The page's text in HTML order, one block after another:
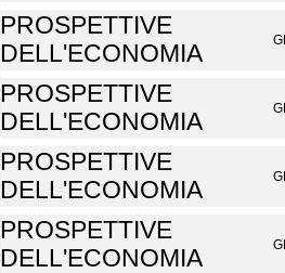
PROSPETTIVE
DELL'ECONOMIA
PROSPETTIVE
DELL'ECONOMIA
PROSPETTIVE
DELL'ECONOMIA
PROSPETTIVE
DELL'ECONOMIA